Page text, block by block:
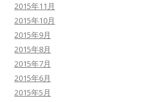
2015年11月
2015年10月
2015年9月
2015年8月
2015年7月
2015年6月
2015年5月